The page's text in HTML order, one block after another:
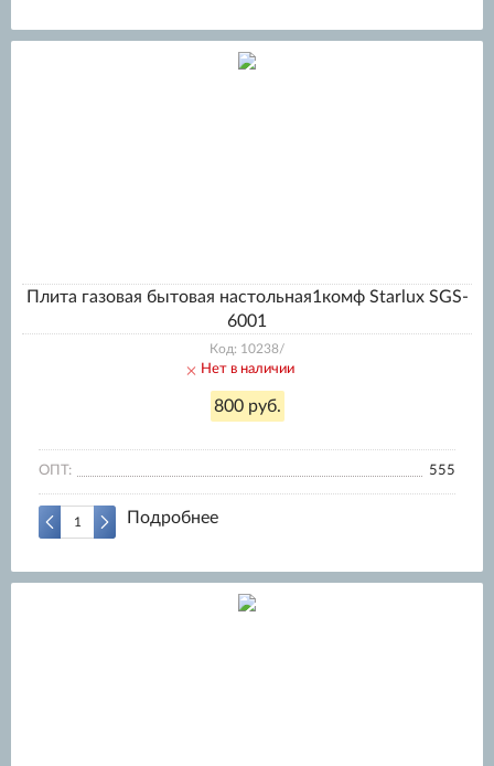
Плита газовая бытовая настольная1комф Starlux SGS-
6001
Код: 10238/
Нет в наличии
800 руб.
ОПТ: 555
Подробнее